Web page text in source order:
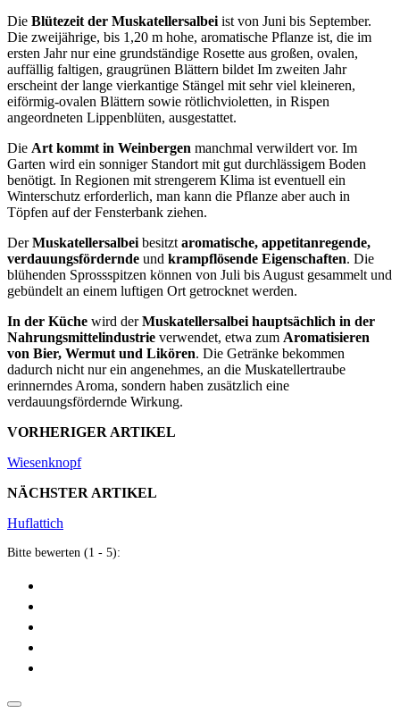
Die Blütezeit der Muskatellersalbeiist von Juni bis September.
Die zweijährige, bis 1,20 m hohe, aromatische Pflanze ist, die im
ersten Jahr nur eine grundständige Rosette aus großen, ovalen,
auffällig faltigen, graugrünen Blättern bildet Im zweiten Jahr
erscheint der lange vierkantige Stängel mit sehr viel kleineren,
eiförmig-ovalen Blättern sowie rötlichvioletten, in Rispen
angeordneten Lippenblüten, ausgestattet.
Die Art kommt in Weinbergen manchmal verwildert vor. Im
Garten wird ein sonniger Standort mit gut durchlässigem Boden
benötigt. In Regionen mit strengerem Klima ist eventuell ein
Winterschutz erforderlich, man kann die Pflanze aber auch in
Töpfen auf der Fensterbank ziehen.
DerMuskatellersalbeibesitztaromatische, appetitanregende,
verdauungsfördernde und krampflösende Eigenschaften. Die
blühenden Sprossspitzen können von Juli bis August gesammelt und
gebündelt an einem luftigen Ort getrocknet werden.
In der Küche wird derMuskatellersalbei hauptsächlich in der
Nahrungsmittelindustrie verwendet, etwa zum Aromatisieren
von Bier, Wermut und Likören. Die Getränke bekommen
dadurch nicht nur ein angenehmes, an die Muskatellertraube
erinnerndes Aroma, sondern haben zusätzlich eine
verdauungsfördernde Wirkung.
VORHERIGER ARTIKEL
Wiesenknopf
NÄCHSTER ARTIKEL
Huflattich
Bitte bewerten (1 - 5):